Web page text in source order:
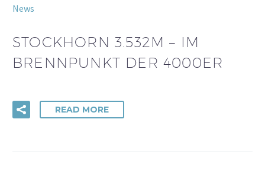
News
STOCKHORN 3.532M – IM
BRENNPUNKT DER 4000ER
READ MORE